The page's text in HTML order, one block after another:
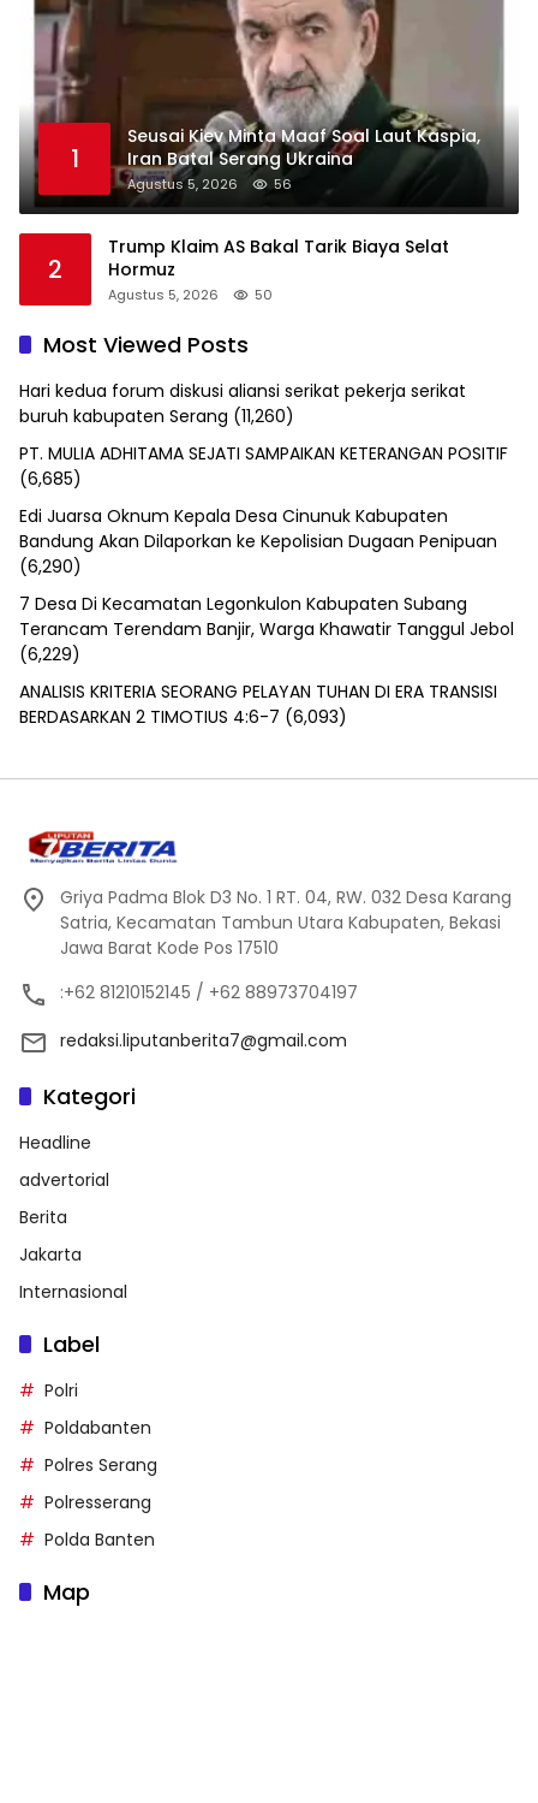
1
Seusai Kiev Minta Maaf Soal Laut Kaspia,
Iran Batal Serang Ukraina
Agustus 5, 2026 56
2
Trump Klaim AS Bakal Tarik Biaya Selat
Hormuz
Agustus 5, 2026 50
Most Viewed Posts
Hari kedua forum diskusi aliansi serikat pekerja serikat
buruh kabupaten Serang (11,260)
PT. MULIA ADHITAMA SEJATI SAMPAIKAN KETERANGAN POSITIF
(6,685)
Edi Juarsa Oknum Kepala Desa Cinunuk Kabupaten
Bandung Akan Dilaporkan ke Kepolisian Dugaan Penipuan
(6,290)
7 Desa Di Kecamatan Legonkulon Kabupaten Subang
Terancam Terendam Banjir, Warga Khawatir Tanggul Jebol
(6,229)
ANALISIS KRITERIA SEORANG PELAYAN TUHAN DI ERA TRANSISI
BERDASARKAN 2 TIMOTIUS 4:6-7 (6,093)
Griya Padma Blok D3 No. 1 RT. 04, RW. 032 Desa Karang
Satria, Kecamatan Tambun Utara Kabupaten, Bekasi
Jawa Barat Kode Pos 17510
:+62 81210152145 / +62 88973704197
redaksi.liputanberita7@gmail.com
Kategori
Headline
advertorial
Berita
Jakarta
Internasional
Label
Polri
Poldabanten
Polres Serang
Polresserang
Polda Banten
Map